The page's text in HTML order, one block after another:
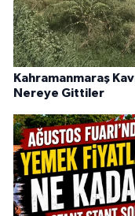
Kahramanmaraş
Nereye Gittiler